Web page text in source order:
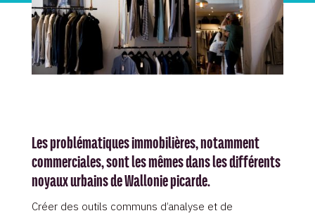
Les problématiques immobilières, notamment
commerciales, sont les mêmes dans les différents
noyaux urbains de Wallonie picarde.
Créer des outils communs d’analyse et de